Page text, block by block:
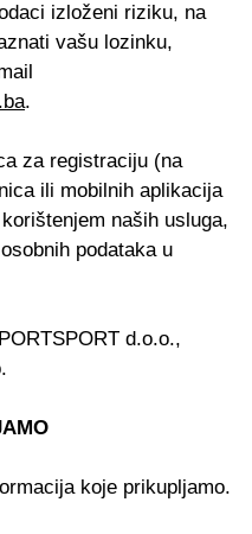
izloženi riziku, na
vašu lozinku,
.
za registraciju (na
ili mobilnih aplikacija
naših usluga,
podataka u
d.o.o.,
koje prikupljamo.